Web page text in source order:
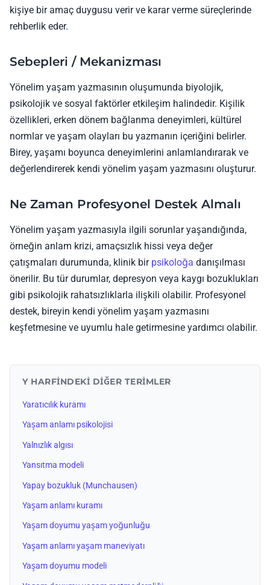
kişiye bir amaç duygusu verir ve karar verme süreçlerinde
rehberlik eder.
Sebepleri / Mekanizması
Yönelim yaşam yazmasının oluşumunda biyolojik,
psikolojik ve sosyal faktörler etkileşim halindedir. Kişilik
özellikleri, erken dönem bağlanma deneyimleri, kültürel
normlar ve yaşam olayları bu yazmanın içeriğini belirler.
Birey, yaşamı boyunca deneyimlerini anlamlandırarak ve
değerlendirerek kendi yönelim yaşam yazmasını oluşturur.
Ne Zaman Profesyonel Destek Almalı
Yönelim yaşam yazmasıyla ilgili sorunlar yaşandığında,
örneğin anlam krizi, amaçsızlık hissi veya değer
çatışmaları durumunda, klinik bir psikoloğa danışılması
önerilir. Bu tür durumlar, depresyon veya kaygı bozuklukları
gibi psikolojik rahatsızlıklarla ilişkili olabilir. Profesyonel
destek, bireyin kendi yönelim yaşam yazmasını
keşfetmesine ve uyumlu hale getirmesine yardımcı olabilir.
Y HARFINDEKI DIĞER TERIMLER
Yaratıcılık kuramı
Yaşam anlamı psikolojisi
Yalnızlık algısı
Yansıtma modeli
Yapay bozukluk (Munchausen)
Yaşam anlamı kuramı
Yaşam doyumu yaşam yoğunluğu
Yaşam anlamı yaşam maneviyatı
Yaşam doyumu modeli